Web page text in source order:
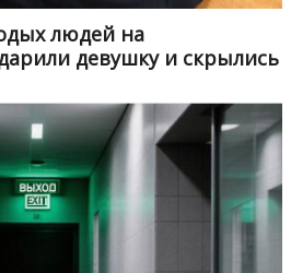
людей на
девушку и скрылись